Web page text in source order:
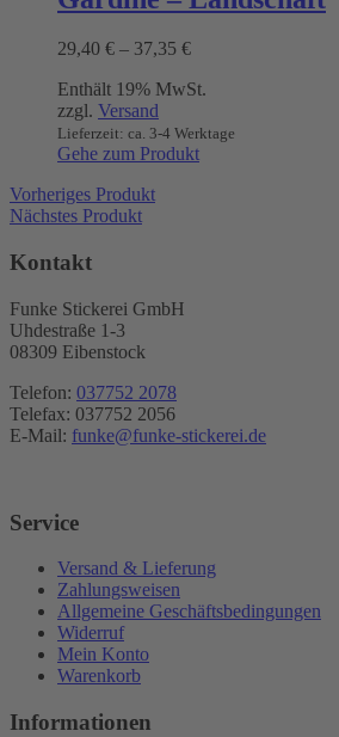
Varianten
der
29,40 € – 37,35 €Preisspanne:
bis
Enthält 19% MwSt.
zzgl. Versand
Lieferzeit: ca. 3-4 Werktage
Gehe zum Produkt
Vorheriges Produkt
Nächstes Produkt
Kontakt
Funke Stickerei GmbH
Uhdestraße 1-3
08309 Eibenstock
Telefon: 037752 2078
Telefax: 037752 2056
E-Mail: funke@funke-stickerei.de
Service
Versand & Lieferung
Zahlungsweisen
Allgemeine Geschäftsbedingungen
Widerruf
Mein Konto
Warenkorb
Informationen